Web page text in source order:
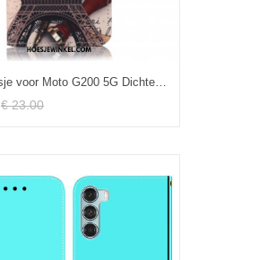
Folio-hoesje voor Moto G200 5G Dichters Eiffeltoren
€ 23.00